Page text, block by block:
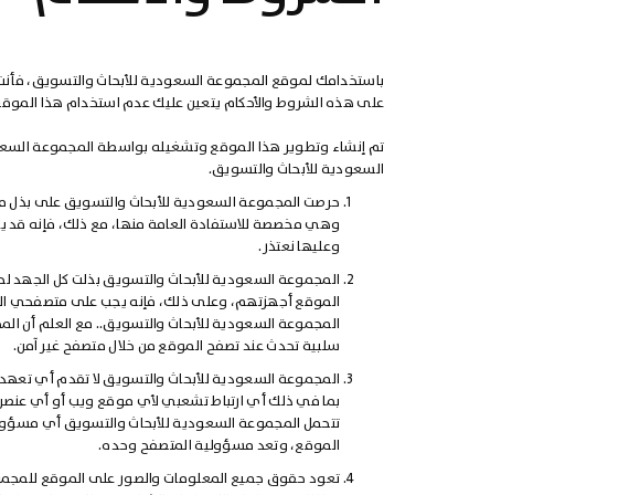
باستخدامك لموقع المجموعة السعودية للأبحاث والتسويق،
على هذه الشروط والأحكام يتعين عليك عدم استخدام هذا
تم إنشاء وتطوير هذا الموقع وتشغيله بواسطة المجموعة
السعودية للأبحاث والتسويق.
حرصت المجموعة السعودية للأبحاث والتسويق على بذل
وهي مخصصة للاستفادة العامة منها، مع ذلك، فإنه قد
وعليها نعتذر.
المجموعة السعودية للأبحاث والتسويق بذلت كل الجهد
الموقع أجهزتهم، وعلى ذلك، فإنه يجب على متصفحي
المجموعة السعودية للأبحاث والتسويق.. مع العلم أن
سلبية تحدث عند تصفح الموقع من خلال متصفح غير آمن.
المجموعة السعودية للأبحاث والتسويق لا تقدم أي
بما في ذلك أي ارتباط تشعبي لأي موقع ويب أو أي
تتحمل المجموعة السعودية للأبحاث والتسويق أي
الموقع، وتعد مسؤولية المتصفح وحده.
تعود حقوق جميع المعلومات والصور على الموقع